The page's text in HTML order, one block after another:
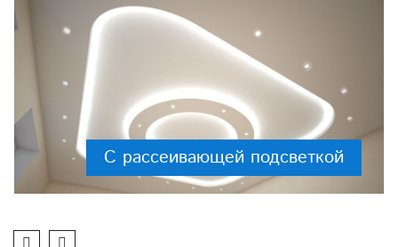
С рассеивающей подсветкой